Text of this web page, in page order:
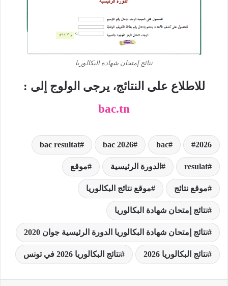
نتائج إمتحان شهادة البكالوريا
للاطلاع على النتائج، يرجى الولوج إلى :
bac.tn
2026
bac
bac 2026
bac resultat
resulat الدورة الرئيسية موقع
موقع نتائج موقع نتائج البكالوريا
نتائج إمتحان شهادة البكالوريا
نتائج إمتحان شهادة البكالوريا الدورة الرئيسية جوان 2020
نتائج البكالوريا 2026 نتائج البكالوريا 2026 في تونس